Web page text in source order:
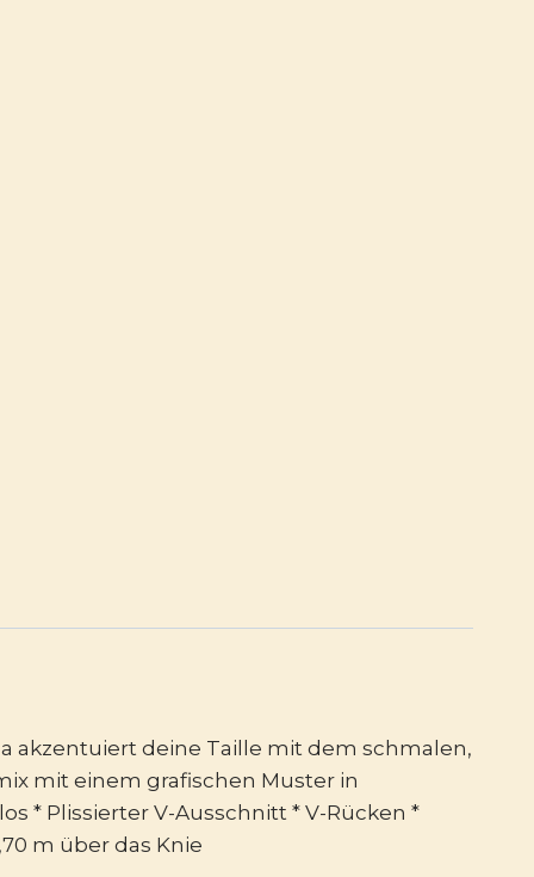
akzentuiert deine Taille mit dem schmalen,
mit einem grafischen Muster in
* Plissierter V-Ausschnitt * V-Rücken *
m über das Knie